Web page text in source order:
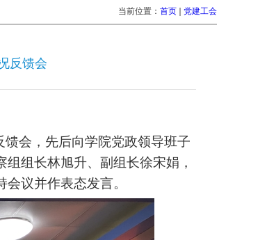
当前位置： 首页 党建工会
反馈会
会，先后向学院党政领导班子
组长林旭升、副组长徐宋娟，
议并作表态发言。